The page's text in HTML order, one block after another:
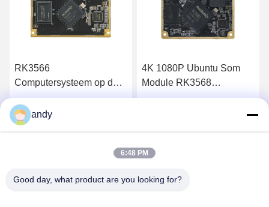
4K 1080P Ubuntu Som
Module RK3568
Computer On Modules
LCB3568 Arm Com
Vind de beste prijs
OEM RK3588 Arm
System On Module SoM
LCB3588 Linux Android
andy
6:48 PM
Good day, what product are you looking for?